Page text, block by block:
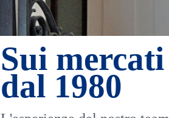
Sui mercati
dal 1980